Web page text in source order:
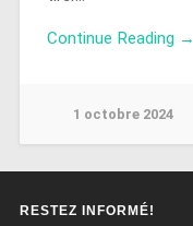
Continue Reading →
1 octobre 2024
RESTEZ INFORMÉ!